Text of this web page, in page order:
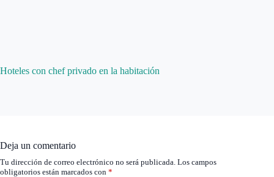
Hoteles con chef privado en la habitación
Deja un comentario
Tu dirección de correo electrónico no será publicada. Los campos
obligatorios están marcados con *